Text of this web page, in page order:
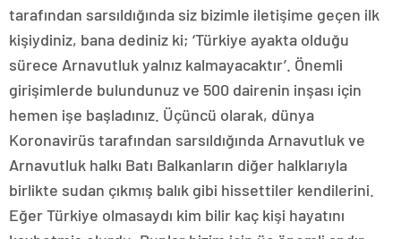
tarafından sarsıldığında siz bizimle iletişime geçen ilk
kişiydiniz, bana dediniz ki; ‘Türkiye ayakta olduğu
sürece Arnavutluk yalnız kalmayacaktır’. Önemli
girişimlerde bulundunuz ve 500 dairenin inşası için
hemen işe başladınız. Üçüncü olarak, dünya
Koronavirüs tarafından sarsıldığında Arnavutluk ve
Arnavutluk halkı Batı Balkanların diğer halklarıyla
birlikte sudan çıkmış balık gibi hissettiler kendilerini.
Eğer Türkiye olmasaydı kim bilir kaç kişi hayatını